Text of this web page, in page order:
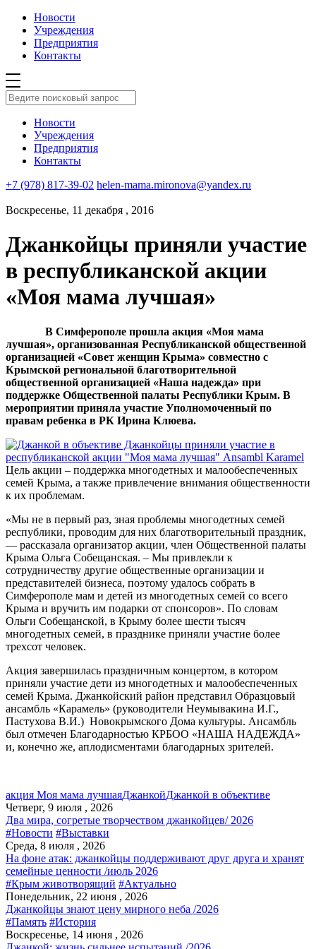
Новости
Учреждения
Предприятия
Контакты
Новости
Учреждения
Предприятия
Контакты
+7 (978) 817-39-02 helen-mama.mironova@yandex.ru
Воскресенье, 11 декабря , 2016
Джанкойцы приняли участие
в республиканской акции
«Моя мама лучшая»
В Симферополе прошла акция «Моя мама
лучшая», организованная Республиканской общественной
организацией «Совет женщин Крыма» совместно с
Крымской региональной благотворительной
общественной организацией «Наша надежда» при
поддержке Общественной палаты Республики Крым. В
мероприятии приняла участие Уполномоченный по
правам ребенка в РК Ирина Клюева.
Цель акции – поддержка многодетных и малообеспеченных
семей Крыма, а также привлечение внимания общественности
к их проблемам.
«Мы не в первый раз, зная проблемы многодетных семей
республики, проводим для них благотворительный праздник,
— рассказала организатор акции, член Общественной палаты
Крыма Ольга Собещанская. – Мы привлекли к
сотрудничеству другие общественные организации и
представителей бизнеса, поэтому удалось собрать в
Симферополе мам и детей из многодетных семей со всего
Крыма и вручить им подарки от спонсоров». По словам
Ольги Собещанской, в Крыму более шести тысяч
многодетных семей, в празднике приняли участие более
трехсот человек.
Акция завершилась праздничным концертом, в котором
приняли участие дети из многодетных и малообеспеченных
семей Крыма. Джанкойский район представил Образцовый
ансамбль «Карамель» (руководители Неумывакина И.Г.,
Пастухова В.И.) Новокрымского Дома культуры. Ансамбль
был отмечен Благодарностью КРБОО «НАША НАДЕЖДА»
и, конечно же, аплодисментами благодарных зрителей.
акция Моя мама лучшаяДжанкойДжанкой в объективе
Четверг, 9 июля , 2026
Два мира, согретые творчеством джанкойцев/ 2026
#Новости #Выставки
Среда, 8 июля , 2026
На фоне атак: джанкойцы поддерживают друг друга и хранят
семейные ценности /июль 2026
#Крым животворящий #Актуально
Понедельник, 22 июня , 2026
Джанкойцы знают цену мирного неба /2026
#Память #История
Воскресенье, 14 июня , 2026